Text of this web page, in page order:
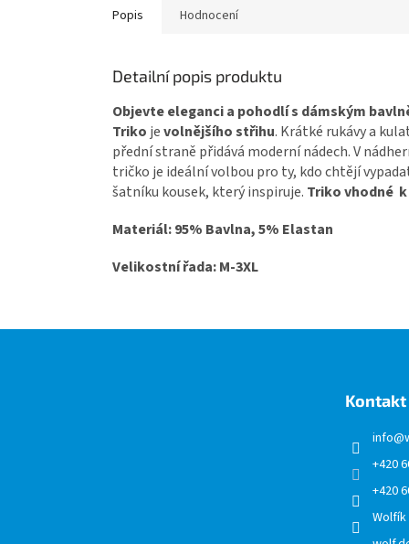
Popis Hodnocení
Detailní popis produktu
Objevte eleganci a pohodlí s dámským
Triko jevolnějšího střihu. Krátké rukávy a
přední straně přidává moderní nádech. V
tričko je ideální volbou pro ty, kdo chtějí
šatníku kousek, který inspiruje. Triko vhodné
Materiál: 95% Bavlna, 5% Elastan
Velikostní řada: M-3XL
Kontakt
info@
+420
+420